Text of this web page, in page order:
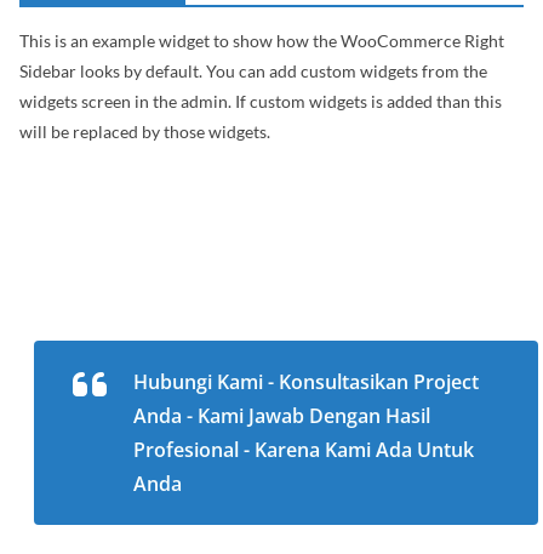
This is an example widget to show how the WooCommerce Right
Sidebar looks by default. You can add custom widgets from the
widgets screen in the admin. If custom widgets is added than this
will be replaced by those widgets.
Hubungi Kami - Konsultasikan Project
Anda - Kami Jawab Dengan Hasil
Profesional - Karena Kami Ada Untuk
Anda